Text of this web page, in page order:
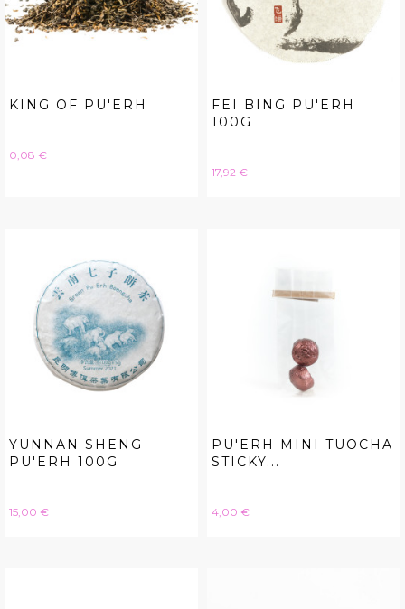
KING OF PU'ERH
Hinta
0,08 €
FEI BING PU'ERH
100G
Hinta
17,92 €
YUNNAN SHENG
PU'ERH 100G
Hinta
15,00 €
PU'ERH MINI TUOCHA
STICKY...
Hinta
4,00 €